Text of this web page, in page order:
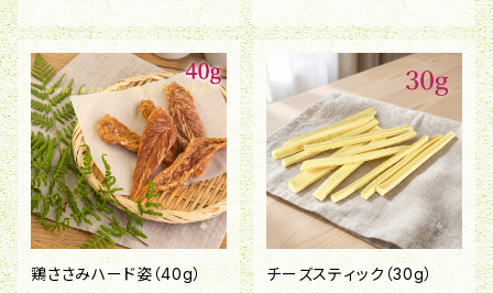
鶏ささみハード姿（40g）
チーズスティック（30g）